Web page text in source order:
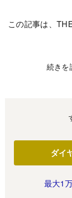
この記事は、
続きを
ダイ
最大1